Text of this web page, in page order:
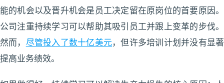
能的机会以及晋升机会是员工决定留在原岗位的首要原因。
公司注重持续学习可以帮助其吸引员工并跟上变革的步伐。
然而， 尽管投入了数十亿美元，但许多培训计划并没有显著
提高业务绩效。